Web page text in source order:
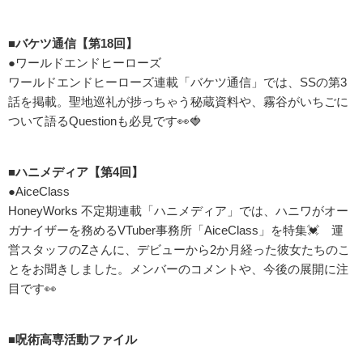
■バケツ通信【第18回】
●ワールドエンドヒーローズ
ワールドエンドヒーローズ連載「バケツ通信」では、SSの第3
話を掲載。聖地巡礼が捗っちゃう秘蔵資料や、霧谷がいちごに
ついて語るQuestionも必見です👀🍓
■ハニメディア【第4回】
●AiceClass
HoneyWorks 不定期連載「ハニメディア」では、ハニワがオー
ガナイザーを務めるVTuber事務所「AiceClass」を特集💓 運
営スタッフのZさんに、デビューから2か月経った彼女たちのこ
とをお聞きしました。メンバーのコメントや、今後の展開に注
目です👀
■呪術高専活動ファイル